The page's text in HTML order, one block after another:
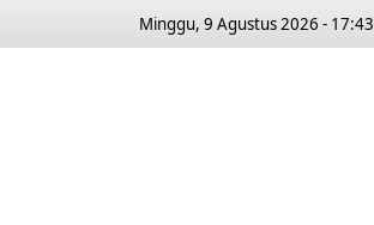
Minggu, 9 Agustus 2026 - 17:43